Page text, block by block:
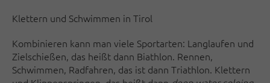
Klettern und Schwimmen in Tirol
Kombinieren kann man viele Sportarten: Langlaufen und
Zielschießen, das heißt dann Biathlon. Rennen,
Schwimmen, Radfahren, das ist dann Triathlon. Klettern